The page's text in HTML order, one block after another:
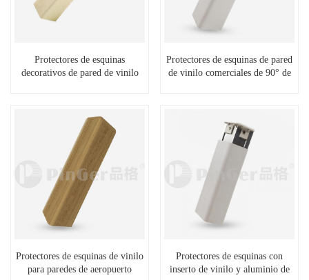
Protectores de esquinas
decorativos de pared de vinilo
Protectores de esquinas de pared
de vinilo comerciales de 90° de
Protectores de esquinas de vinilo
para paredes de aeropuerto
Protectores de esquinas con
inserto de vinilo y aluminio de